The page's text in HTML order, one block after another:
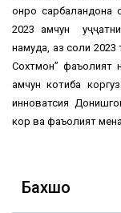
онро сарбаландона
2023 ҳамчун
намуда, аз соли
Сохтмон” фаъолият
ҳамчун котиба
инноватсия
кор ва фаъолият
Бахшҳо